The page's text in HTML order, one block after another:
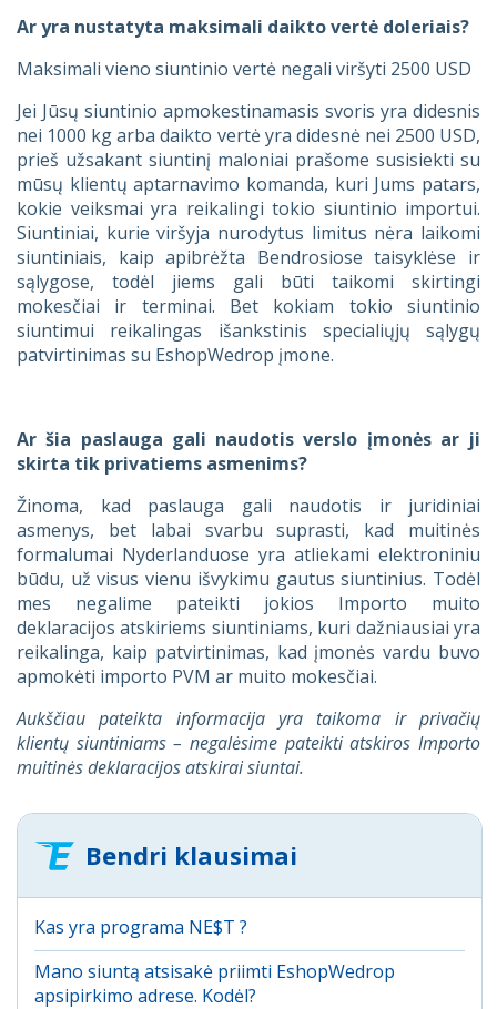
Ar yra nustatyta maksimali daikto vertė doleriais?
Maksimali vieno siuntinio vertė negali viršyti 2500 USD
Jei Jūsų siuntinio apmokestinamasis svoris yra didesnis
nei 1000 kg arba daikto vertė yra didesnė nei 2500 USD,
prieš užsakant siuntinį maloniai prašome susisiekti su
mūsų klientų aptarnavimo komanda, kuri Jums patars,
kokie veiksmai yra reikalingi tokio siuntinio importui.
Siuntiniai, kurie viršyja nurodytus limitus nėra laikomi
siuntiniais, kaip apibrėžta Bendrosiose taisyklėse ir
sąlygose, todėl jiems gali būti taikomi skirtingi
mokesčiai ir terminai. Bet kokiam tokio siuntinio
siuntimui reikalingas išankstinis specialiųjų sąlygų
patvirtinimas su EshopWedrop įmone.
Ar šia paslauga gali naudotis verslo įmonės ar ji
skirta tik privatiems asmenims?
Žinoma, kad paslauga gali naudotis ir juridiniai
asmenys, bet labai svarbu suprasti, kad muitinės
formalumai Nyderlanduose yra atliekami elektroniniu
būdu, už visus vienu išvykimu gautus siuntinius. Todėl
mes negalime pateikti jokios Importo muito
deklaracijos atskiriems siuntiniams, kuri dažniausiai yra
reikalinga, kaip patvirtinimas, kad įmonės vardu buvo
apmokėti importo PVM ar muito mokesčiai.
Aukščiau pateikta informacija yra taikoma ir privačių
klientų siuntiniams – negalėsime pateikti atskiros Importo
muitinės deklaracijos atskirai siuntai.
Bendri klausimai
Kas yra programa NE$T ?
Mano siuntą atsisakė priimti EshopWedrop
apsipirkimo adrese. Kodėl?